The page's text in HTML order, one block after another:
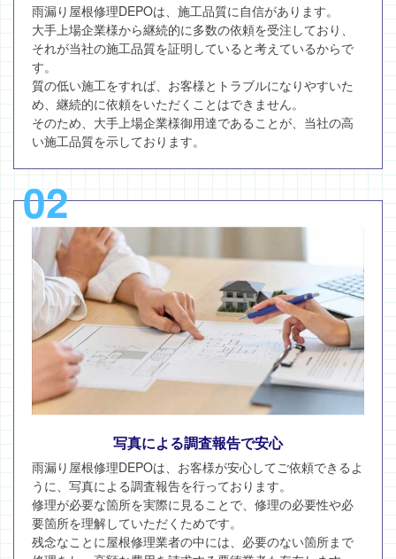
雨漏り屋根修理DEPOは、施工品質に自信があります。
大手上場企業様から継続的に多数の依頼を受注しており、
それが当社の施工品質を証明していると考えているからで
す。
質の低い施工をすれば、お客様とトラブルになりやすいた
め、継続的に依頼をいただくことはできません。
そのため、大手上場企業様御用達であることが、当社の高
い施工品質を示しております。
02
写真による調査報告で安心
雨漏り屋根修理DEPOは、お客様が安心してご依頼できるよ
うに、写真による調査報告を行っております。
修理が必要な箇所を実際に見ることで、修理の必要性や必
要箇所を理解していただくためです。
残念なことに屋根修理業者の中には、必要のない箇所まで